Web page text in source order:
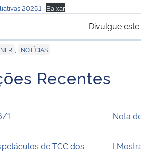
2025.1 Baixar
Divulgue
NOTÍCIAS
Recentes
1 Nota
de TCC dos
I